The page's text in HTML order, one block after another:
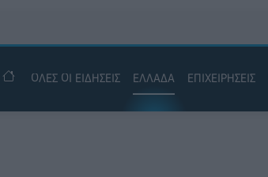
ΟΛΕΣ ΟΙ ΕΙΔΗΣΕΙΣ ΕΛΛΑΔΑ ΕΠΙΧΕΙΡΗΣΕΙΣ